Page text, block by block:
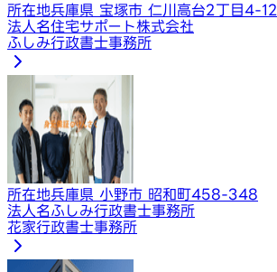
所在地兵庫県 宝塚市 仁川高台2丁目4-12
法人名住宅サポート株式会社
ふしみ行政書士事務所
所在地兵庫県 小野市 昭和町458-348
法人名ふしみ行政書士事務所
花家行政書士事務所